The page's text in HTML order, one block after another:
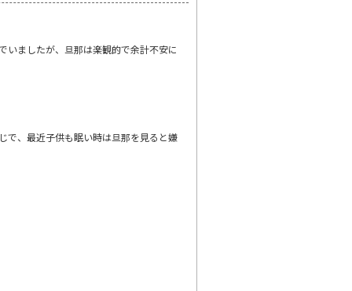
いましたが、旦那は楽観的で余計不安に
で、最近子供も眠い時は旦那を見ると嫌